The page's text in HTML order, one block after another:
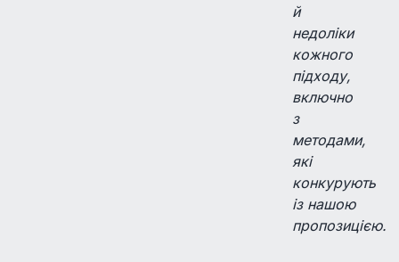
й
недоліки
кожного
підходу,
включно
з
методами,
які
конкурують
із нашою
пропозицією.